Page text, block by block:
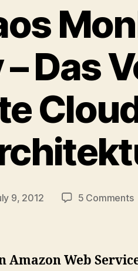
Das
9, 2012 5 Commentson
Amazon Web